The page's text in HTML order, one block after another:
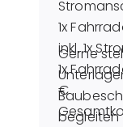
1x
inkl. 1x
1x
€
Gerne
begleiten